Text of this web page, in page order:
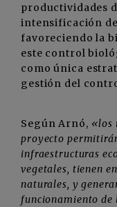
productividades
intensificación
favoreciendo la
este control
como única
gestión del
Según Arnó, «los
proyecto
infraestructuras
vegetales, tienen
naturales, y
funcionamiento de